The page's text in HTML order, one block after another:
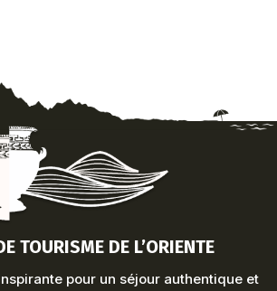
TOURISME DE L’ORIENTE
pour un séjour authentique et